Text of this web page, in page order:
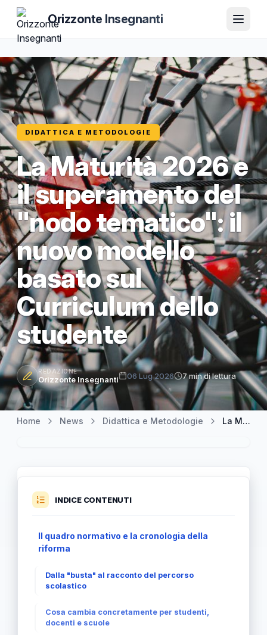
Orizzonte Insegnanti
DIDATTICA E METODOLOGIE
La Maturità 2026 e
il superamento del
"nodo tematico": il
nuovo modello
basato sul
Curriculum dello
studente
REDAZIONE
Orizzonte Insegnanti 06 Lug 2026 7 min di lettura
Home News Didattica e Metodologie La Maturità 2026 e il superamento del "nodo tematico": il nuovo modello basato sul Curriculum dello studente
INDICE CONTENUTI
Il quadro normativo e la cronologia della
riforma
Dalla "busta" al racconto del percorso
scolastico
Cosa cambia concretamente per studenti,
docenti e scuole